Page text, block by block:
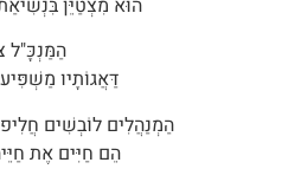
הַמַּנְכָּ"ל
דַּאֲגוֹתָיו
הַמְנַהֲלִים לוֹבְשִׁים
הֵם חַיִּים אֶת